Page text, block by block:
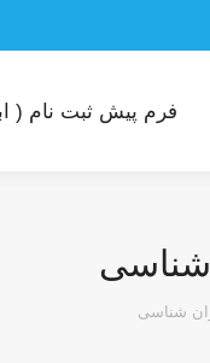
فرم پیش ثبت نام (
شناسی
شناسی